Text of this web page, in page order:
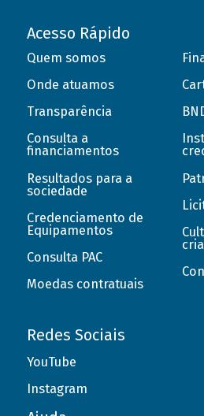
Acesso Rápido
Quem somos
Onde atuamos
Transparência
Consulta a
financiamentos
Resultados para a
sociedade
Credenciamento de
Equipamentos
Consulta PAC
Moedas contratuais
Redes Sociais
YouTube
Instagram